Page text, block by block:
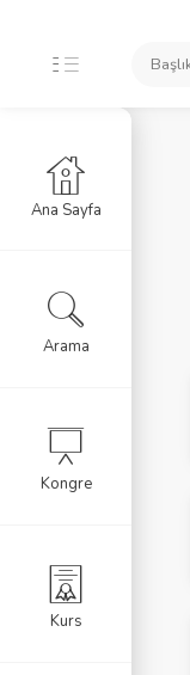
Ana Sayfa
Arama
Kongre
Kurs